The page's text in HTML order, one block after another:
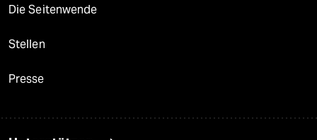
Die Seitenwende
Stellen
Presse